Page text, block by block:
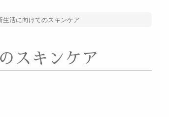
生活に向けてのスキンケア
スキンケア